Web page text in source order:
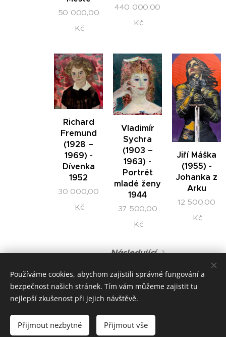
50 000,00
Kč
440 000,00
Kč
Richard
Fremund
(1928 –
1969) -
Dívenka
1952
30 000,00
Kč
Vladimír
Sychra
(1903 –
1963) -
Portrét
mladé ženy
1944
37 500,00
Kč
Jiří Máška
(1955) -
Johanka z
Arku
12 500,00
Kč
Následující
© 2022 Všechna práva vyhrazena
GALERIEVINOHRADSKA.CZ
Cookies
Používáme cookies, abychom zajistili správné fungování a
bezpečnost našich stránek. Tím vám můžeme zajistit tu
nejlepší zkušenost při jejich návštěvě.
Přijmout nezbytné Přijmout vše